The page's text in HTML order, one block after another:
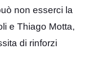
non esserci la
e Thiago Motta,
di rinforzi